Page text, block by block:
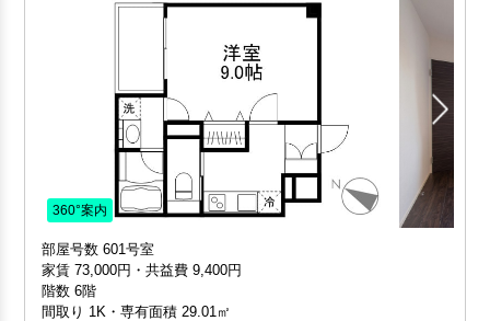
360°案内
部屋号数 601号室
家賃 73,000円・共益費 9,400円
階数 6階
間取り 1K・専有面積 29.01㎡